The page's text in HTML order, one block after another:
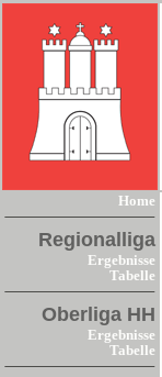
Home
Regionalliga
Ergebnisse
Tabelle
Oberliga HH
Ergebnisse
Tabelle